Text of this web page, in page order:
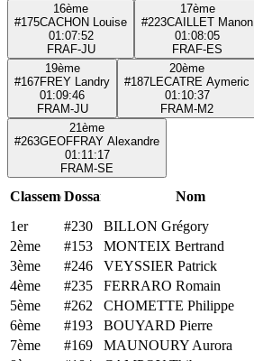
16ème
#175CACHON Louise
01:07:52
FRAF-JU
17ème
#223CAILLET Manon
01:08:05
FRAF-ES
19ème
#167FREY Landry
01:09:46
FRAM-JU
20ème
#187 LECATRE Aymeric
01:10:37
FRAM-M2
21ème
#263GEOFFRAY Alexandre
01:11:17
FRAM-SE
ClassementDossard Nom
1er
#230 BILLON Grégory
2ème
#153 MONTEIX Bertrand
3ème
#246 VEYSSIER Patrick
4ème
#235 FERRARO Romain
5ème
#262 CHOMETTE Philippe
6ème
#193 BOUYARD Pierre
7ème
#169 MAUNOURY Aurora